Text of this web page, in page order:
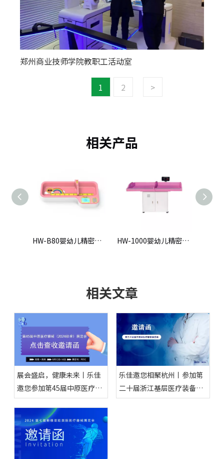
郑州商业技师学院教职工活动室
1 2 >
相关产品
HW-B80婴幼儿精密体检仪 HW-1000婴幼儿精密体检仪
相关文章
展会盛启，健康未来丨乐佳
邀您参加第45届中原医疗器
械（2024秋季）展览会
乐佳邀您相聚杭州丨参加第
二十届浙江基层医疗装备展
览会